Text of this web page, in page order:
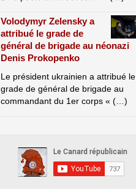
Volodymyr Zelensky a
attribué le grade de
général de brigade au néonazi
Denis Prokopenko
Le président ukrainien a attribué le
grade de général de brigade au
commandant du 1er corps « (…)